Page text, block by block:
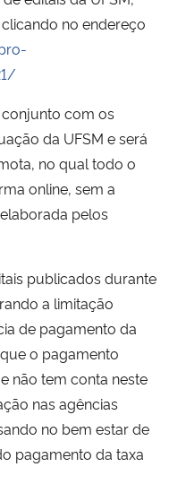
no endereço
conjunto com os
da UFSM e será
no qual todo o
online, sem a
pelos
publicados durante
a limitação
de pagamento da
o pagamento
não tem conta neste
nas agências
no bem estar de
pagamento da taxa